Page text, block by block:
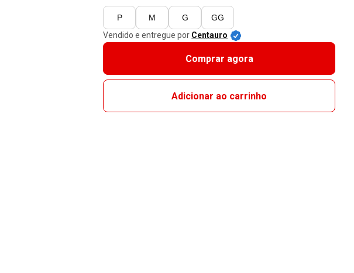
P M G
GG
Vendido e entregue por Centauro
Comprar agora
Adicionar ao carrinho